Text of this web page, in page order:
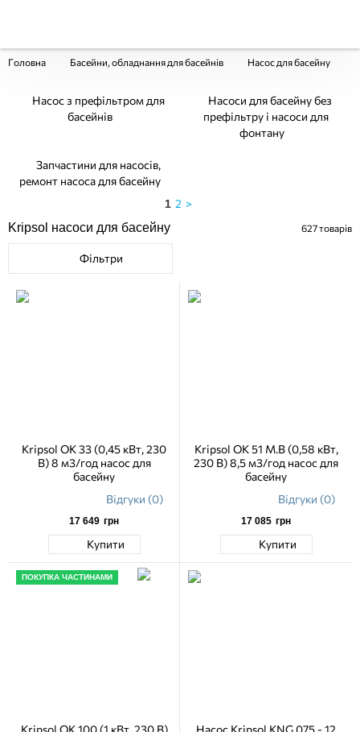
Головна Басейни, обладнання для басейнів Насос для басейну
Насос з префільтром для
басейнів
Насоси для басейну без
префільтру і насоси для
фонтану
Запчастини для насосів,
ремонт насоса для басейну
1 2 >
Kripsol насоси для басейну
627товарів
Фільтри
Kripsol OK 33 (0,45 кВт, 230
В) 8 м3/год насос для
басейну
Відгуки (0)
17 649 грн
Купити
Kripsol OK 51 M.B (0,58 кВт,
230 В) 8,5 м3/год насос для
басейну
Відгуки (0)
17 085 грн
Купити
ПОКУПКА ЧАСТИНАМИ
Kripsol OK 100 (1 кВт, 230 В)
Насос Kripsol KNG 075 - 12